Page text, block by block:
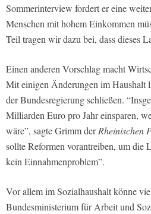
Sommerinterview fordert er eine
Menschen mit hohem Einkommen
Teil tragen wir dazu bei, dass dieses
Einen anderen Vorschlag macht
Mit einigen Änderungen im Haushalt
der Bundesregierung schließen.
Milliarden Euro pro Jahr einsparen,
wäre”, sagte Grimm derRheinischen
sollte Reformen vorantreiben, um die
kein Einnahmenproblem”.
Vor allem im Sozialhaushalt könne
Bundesministerium für Arbeit und